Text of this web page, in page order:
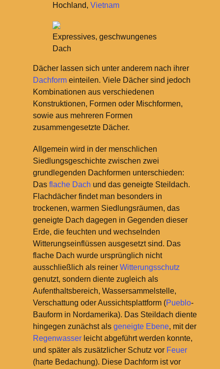
Hochland, Vietnam
Expressives, geschwungenes
Dach
Dächer lassen sich unter anderem nach ihrer
Dachformeinteilen. Viele Dächer sind jedoch
Kombinationen aus verschiedenen
Konstruktionen, Formen oder Mischformen,
sowie aus mehreren Formen
zusammengesetzte Dächer.
Allgemein wird in der menschlichen
Siedlungsgeschichte zwischen zwei
grundlegenden Dachformen unterschieden:
Das flache Dach und das geneigte Steildach.
Flachdächer findet man besonders in
trockenen, warmen Siedlungsräumen, das
geneigte Dach dagegen in Gegenden dieser
Erde, die feuchten und wechselnden
Witterungseinflüssen ausgesetzt sind. Das
flache Dach wurde ursprünglich nicht
ausschließlich als reiner Witterungsschutz
genutzt, sondern diente zugleich als
Aufenthaltsbereich, Wassersammelstelle,
Verschattung oder Aussichtsplattform (Pueblo-
Bauform in Nordamerika). Das Steildach diente
hingegen zunächst als geneigte Ebene, mit der
Regenwasserleicht abgeführt werden konnte,
und später als zusätzlicher Schutz vor Feuer
(harte Bedachung). Diese Dachform ist vor